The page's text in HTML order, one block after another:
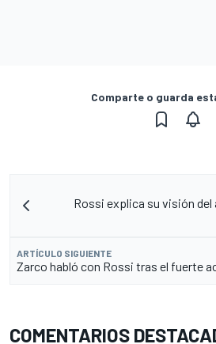
Comparte o guarda
Rossi explica su visión
ARTÍCULO SIGUIENTE
Zarco habló con Rossi tras el fuerte
COMENTARIOS